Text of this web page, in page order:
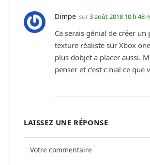
Dimpe sur3 août 2018 10 h 48
Ca serais génial de créer un
texture réaliste sur Xbox
plus dobjet a placer aussi.
penser et c’est c nial ce que
LAISSEZ UNE RÉPONSE